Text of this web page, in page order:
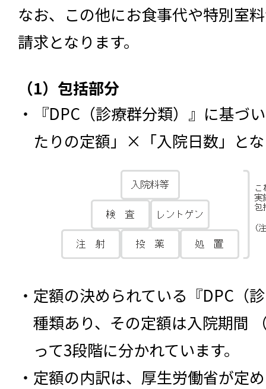
なお、この他にお食事代や特別室
請求となります。
（1）包括部分
『DPC（診療群分類）』に基づ
たりの定額」×「入院日数」と
定額の決められている『DPC（
種類あり、その定額は入院期間
って3段階に分かれています。
定額の内訳は、厚生労働省が定